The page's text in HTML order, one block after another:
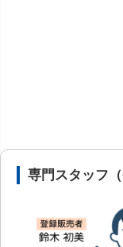
専門スタッフ